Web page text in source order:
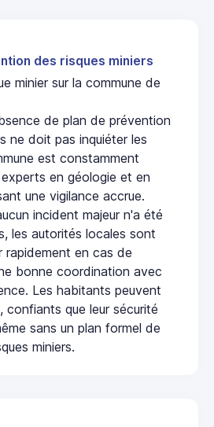
des risques miniers
minier sur la commune de
de plan de prévention
ne doit pas inquiéter les
est constamment
en géologie et en
une vigilance accrue.
incident majeur n'a été
les autorités locales sont
rapidement en cas de
bonne coordination avec
Les habitants peuvent
confiants que leur sécurité
sans un plan formel de
miniers.